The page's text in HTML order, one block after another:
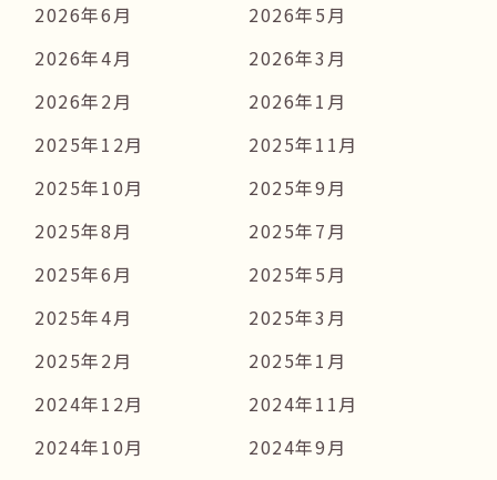
2026年6月
2026年5月
2026年4月
2026年3月
2026年2月
2026年1月
2025年12月
2025年11月
2025年10月
2025年9月
2025年8月
2025年7月
2025年6月
2025年5月
2025年4月
2025年3月
2025年2月
2025年1月
2024年12月
2024年11月
2024年10月
2024年9月